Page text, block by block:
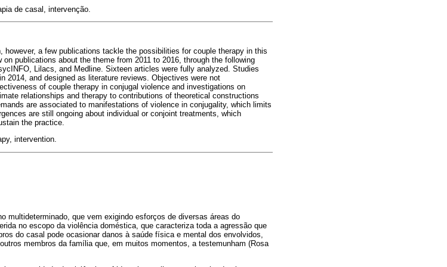
de casal, intervenção.
a few publications tackle the possibilities for couple therapy in this
publications about the theme from 2011 to 2016, through the following
Lilacs, and Medline. Sixteen articles were fully analyzed. Studies
2014, and designed as literature reviews. Objectives were not
of couple therapy in conjugal violence and investigations on
relationships and therapy to contributions of theoretical constructions
are associated to manifestations of violence in conjugality, which limits
are still ongoing about individual or conjoint treatments, which
the practice.
intervention.
multideterminado, que vem exigindo esforços de diversas áreas do
no escopo da violência doméstica, que caracteriza toda a agressão que
do casal pode ocasionar danos à saúde física e mental dos envolvidos,
membros da família que, em muitos momentos, a testemunham (Rosa